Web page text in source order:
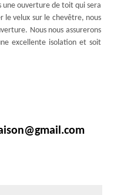
une ouverture de toit qui sera
le velux sur le chevêtre, nous
Nous nous assurerons
excellente isolation et soit